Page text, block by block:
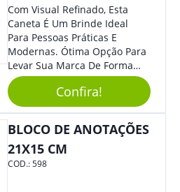
Com Visual Refinado, Esta
Caneta É Um Brinde Ideal
Para Pessoas Práticas E
Modernas. Ótima Opção Para
Levar Sua Marca De Forma
Estilosa, Agregando Valor Para
Sua Empresa Em Eventos,
Reuniões Corporativas Ou Até
Colaboradores.
Confira!
BLOCO DE ANOTAÇÕES
21X15 CM
COD.:598